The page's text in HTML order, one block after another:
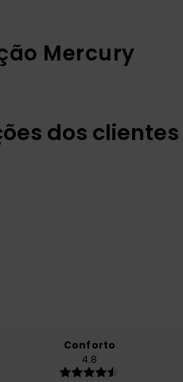
Mercury
dos clientes
Conforto
4.8